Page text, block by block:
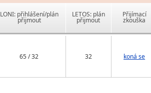
LONI: přihlášení/plán
přijmout
LETOS: plán
přijmout
Přijímací
zkouška
65 / 32 32 koná se